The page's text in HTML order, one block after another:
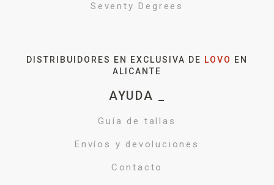
Seventy Degrees
DISTRIBUIDORES EN EXCLUSIVA DE LOVO
EN
ALICANTE
AYUDA _
Guía de tallas
Envíos y devoluciones
Contacto